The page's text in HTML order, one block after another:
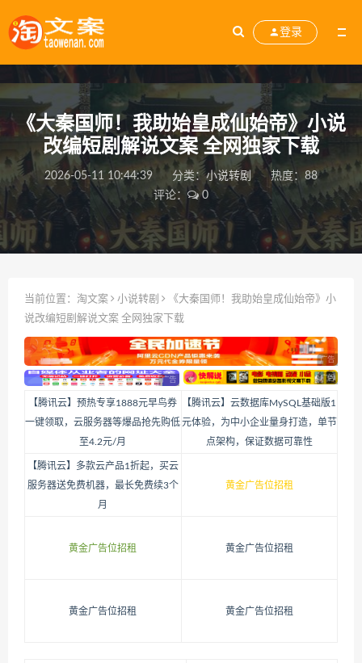
登录
《大秦国师！我助始皇成仙始帝》小说
改编短剧解说文案 全网独家下载
2026-05-11 10:44:39 分类：小说转剧
热度：88
评论：
0
当前位置： 淘文案 小说转剧
《大秦国师！我助始皇成仙始帝》小
说改编短剧解说文案 全网独家下载
【腾讯云】预热专享1888元早鸟券
一键领取，云服务器等爆品抢先购低
至4.2元/月
【腾讯云】云数据库MySQL基础版1
元体验，为中小企业量身打造，单节
点架构，保证数据可靠性
【腾讯云】多款云产品1折起，买云
服务器送免费机器，最长免费续3个
月
黄金广告位招租
黄金广告位招租 黄金广告位招租
黄金广告位招租 黄金广告位招租